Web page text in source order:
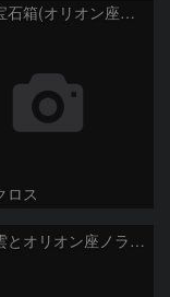
夜空は宝石箱(オリオン座大星雲 M42) Seestar50
ロス
バラ星雲とオリオン座ノラマ50mm